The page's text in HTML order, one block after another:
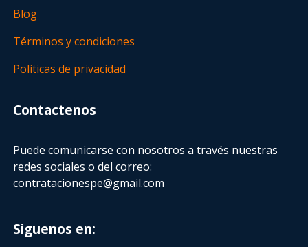
Blog
Términos y condiciones
Políticas de privacidad
Contactenos
Puede comunicarse con nosotros a través nuestras
redes sociales o del correo:
contratacionespe@gmail.com
Siguenos en: